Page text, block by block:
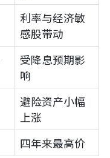
利率与经济敏
感股带动
受降息预期影
响
避险资产小幅
上涨
四年来最高价